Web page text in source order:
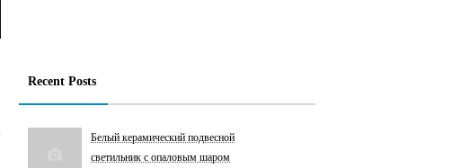
Recent Posts
Белый керамический подвесной
светильник с опаловым шаром